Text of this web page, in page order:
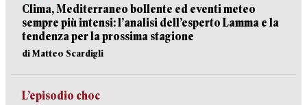
Clima, Mediterraneo bollente ed eventi meteo
sempre più intensi: l’analisi dell’esperto Lamma e la
tendenza per la prossima stagione
di Matteo Scardigli
L’episodio choc